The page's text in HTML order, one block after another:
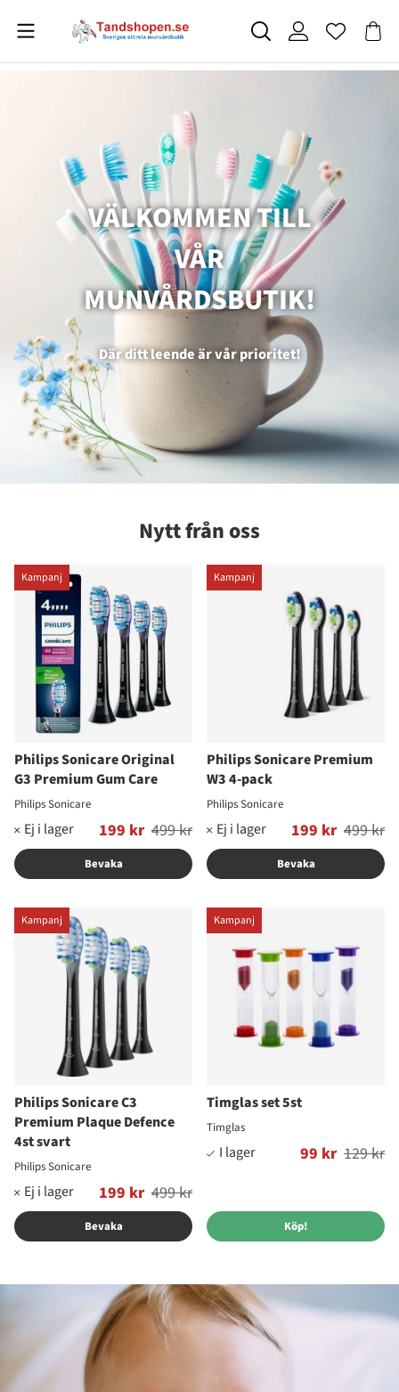
VÄLKOMMEN TILL
VÅR
MUNVÅRDSBUTIK!
Där ditt leende är vår prioritet!
Nytt från oss
Kampanj
Philips Sonicare Original
G3 Premium Gum Care
Philips Sonicare
199 kr
Ordinarie pris: 499 kr
Bevaka
Kampanj
Philips Sonicare Premium
W3 4-pack
Philips Sonicare
199 kr
Ordinarie pris: 499 kr
Bevaka
Kampanj
Philips Sonicare C3
Premium Plaque Defence
4st svart
Philips Sonicare
199 kr
Ordinarie pris: 499 kr
Bevaka
Kampanj
Timglas set 5st
Timglas
99 kr
Ordinarie pris: 129 kr
Köp!